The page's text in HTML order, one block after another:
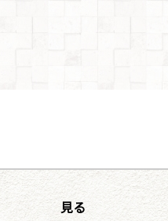
見る